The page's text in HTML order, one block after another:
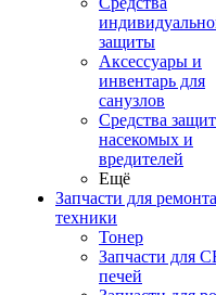
защиты
Аксессуары и
инвентарь для
санузлов
Средства
насекомых и
вредителей
Ещё
Запчасти для ремонта
техники
Тонер
Запчасти для
печей